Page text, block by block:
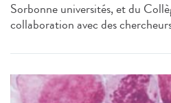
Sorbonne universités, et du
collaboration avec des